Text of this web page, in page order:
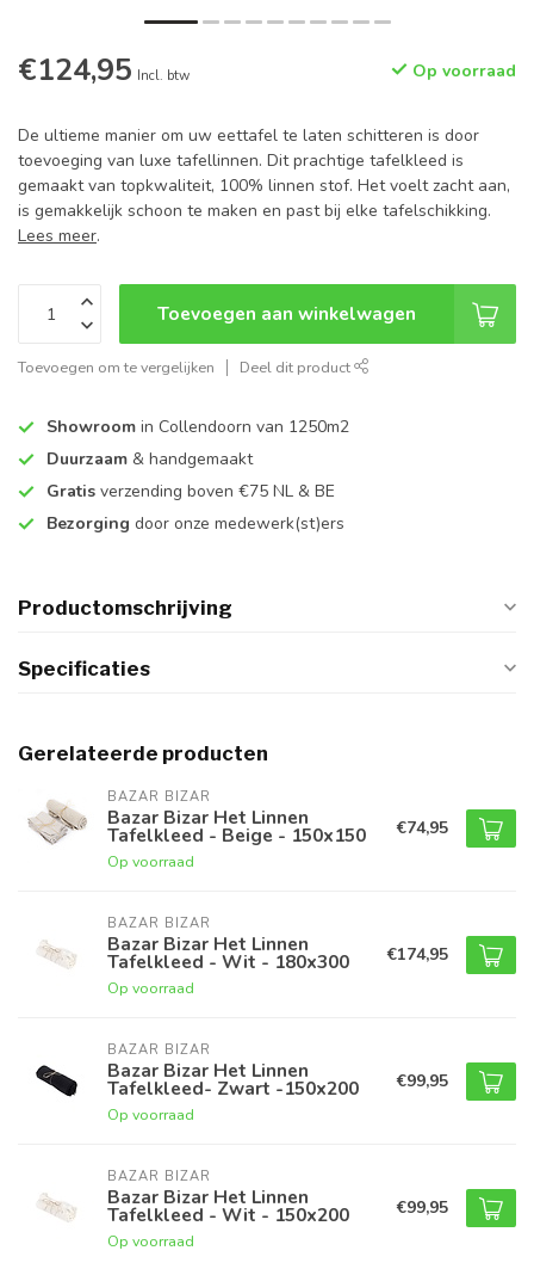
€124,95 Incl. btw Op voorraad
De ultieme manier om uw eettafel te laten schitteren is door
toevoeging van luxe tafellinnen. Dit prachtige tafelkleed is
gemaakt van topkwaliteit, 100% linnen stof. Het voelt zacht aan,
is gemakkelijk schoon te maken en past bij elke tafelschikking.
Lees meer.
Toevoegen aan winkelwagen
Toevoegen om te vergelijken Deel dit product
Showroom in Collendoorn van 1250m2
Duurzaam & handgemaakt
Gratis verzending boven €75 NL & BE
Bezorging door onze medewerk(st)ers
Productomschrijving
Specificaties
Gerelateerde producten
BAZAR BIZAR
Bazar Bizar Het Linnen
Tafelkleed - Beige - 150x150
Op voorraad
€74,95
BAZAR BIZAR
Bazar Bizar Het Linnen
Tafelkleed - Wit - 180x300
Op voorraad
€174,95
BAZAR BIZAR
Bazar Bizar Het Linnen
Tafelkleed- Zwart -150x200
Op voorraad
€99,95
BAZAR BIZAR
Bazar Bizar Het Linnen
Tafelkleed - Wit - 150x200
Op voorraad
€99,95